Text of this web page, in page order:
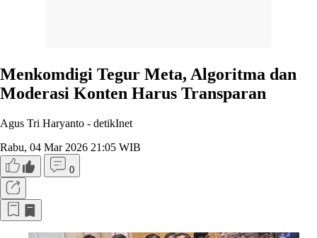
Menkomdigi Tegur Meta, Algoritma dan
Moderasi Konten Harus Transparan
Agus Tri Haryanto - detikInet
Rabu, 04 Mar 2026 21:05 WIB
0